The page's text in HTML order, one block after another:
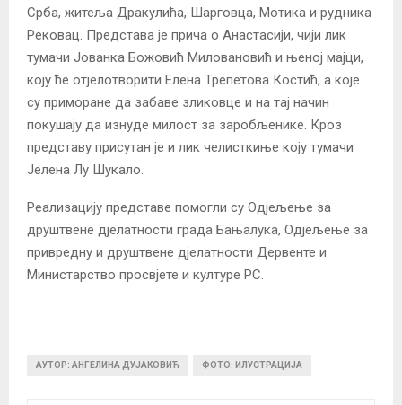
Срба, житеља Дракулића, Шарговца, Мотика и рудника
Рековац. Представа је прича о Анастасији, чији лик
тумачи Јованка Божовић Миловановић и њеној мајци,
коју ће отјелотворити Елена Трепетова Костић, а које
су приморане да забаве зликовце и на тај начин
покушају да изнуде милост за заробљенике. Кроз
представу присутан је и лик челисткиње коју тумачи
Јелена Лу Шукало.
Реализацију представе помогли су Одјељење за
друштвене дјелатности града Бањалука, Одјељење за
привредну и друштвене дјелатности Дервенте и
Министарство просвјете и културе РС.
АУТОР: АНГЕЛИНА ДУЈАКОВИЋ ФОТО: ИЛУСТРАЦИЈА